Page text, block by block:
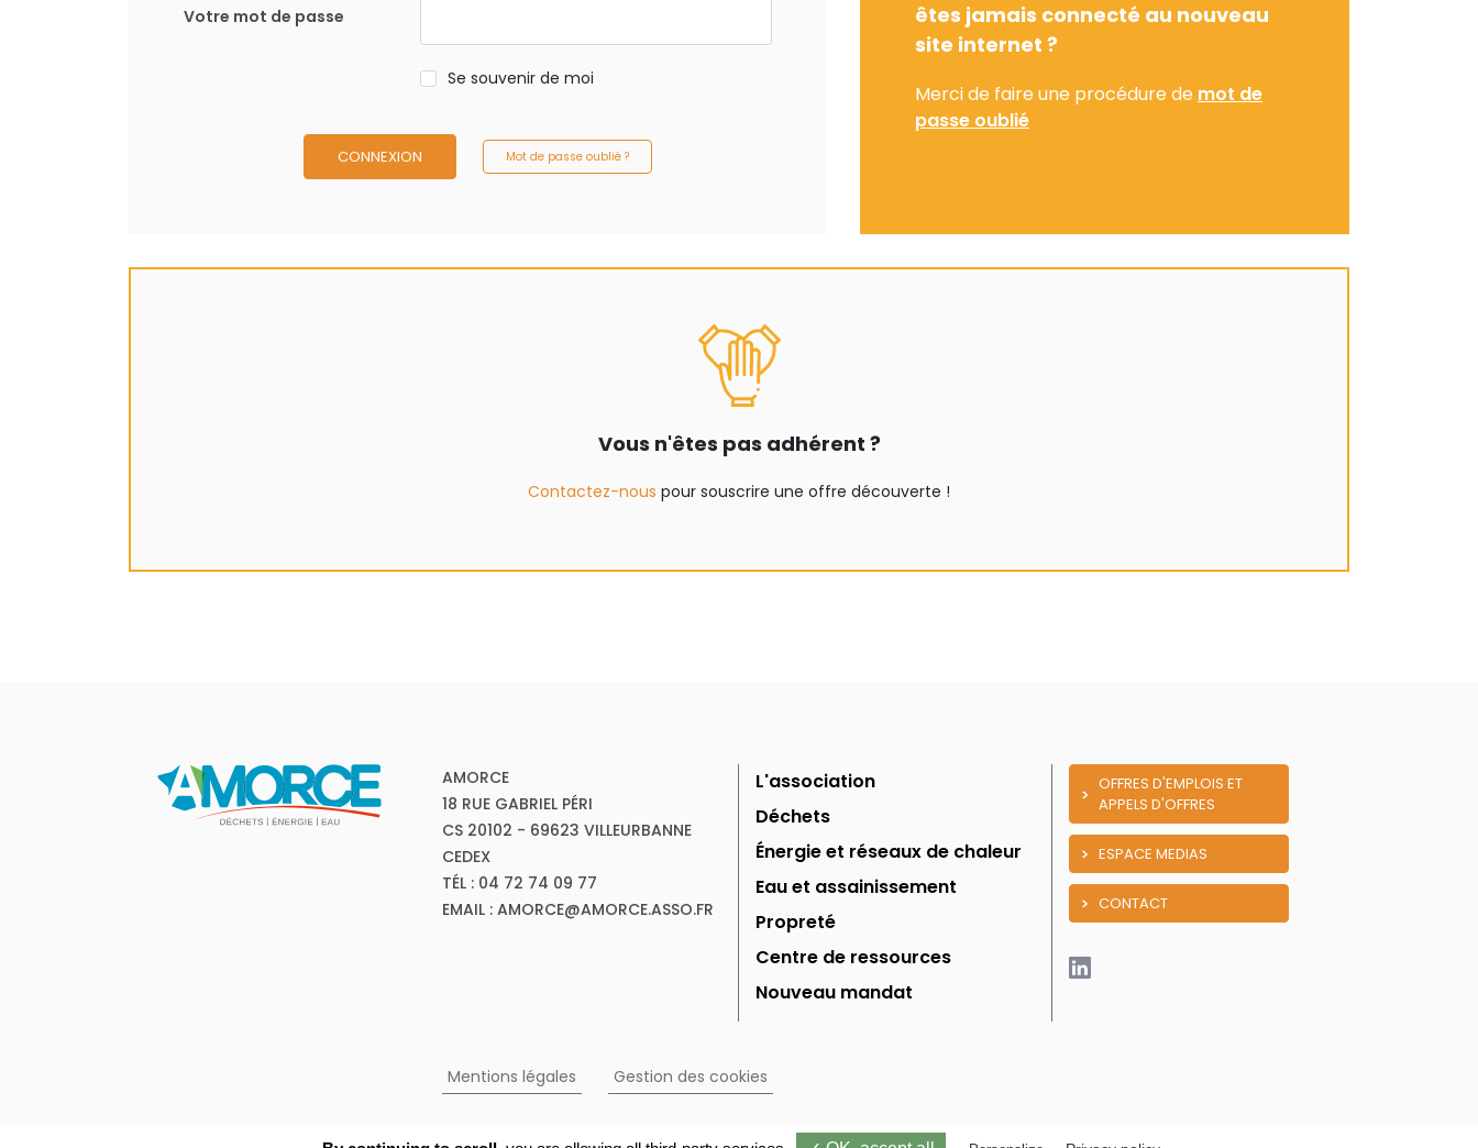
Votre mot de passe
Se souvenir de moi
CONNEXION Mot de passe oublié ?
êtes jamais connecté au nouveau
site internet ?
Merci de faire une procédure de mot de
passe oublié
Vous n'êtes pas adhérent ?
Contactez-nous pour souscrire une offre découverte !
AMORCE
18 RUE GABRIEL PÉRI
CS 20102 - 69623 VILLEURBANNE
CEDEX
TÉL : 04 72 74 09 77
EMAIL : AMORCE@AMORCE.ASSO.FR
L'association
Déchets
Énergie et réseaux de chaleur
Eau et assainissement
Propreté
Centre de ressources
Nouveau mandat
OFFRES D'EMPLOIS ET
APPELS D'OFFRES
ESPACE MEDIAS
CONTACT
Mentions légales Gestion des cookies